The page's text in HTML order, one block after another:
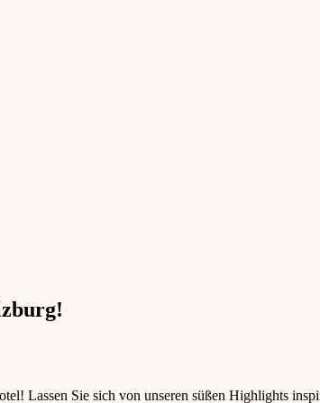
Lassen Sie sich von unseren süßen Highlights